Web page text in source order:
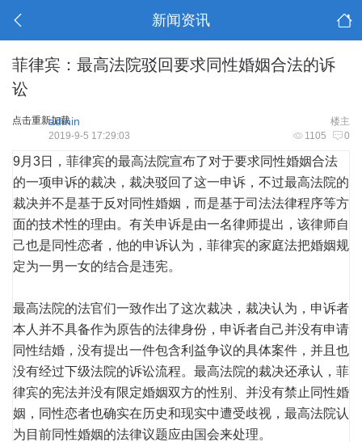
新闻资讯
菲律宾：最高法院驳回要求同性婚姻合法的诉
讼
点击重新加载 楼主
admin
1105 0
2019-9-5 17:29:03
9月3日，菲律宾的最高法院宣布了对于要求同性婚姻合法
的一项申诉的裁决，裁决驳回了这一申诉，不过最高法院的
裁决并不是基于反对同性婚姻，而是基于司法法律程序等方
面的技术性的理由。有关申诉是由一名律师提出，该律师自
己也是同性恋者，他的申诉认为，菲律宾的家庭法把婚姻规
定为一男一女的结合是违宪。
最高法院的法官们一致作出了这次裁决，裁决认为，申诉者
本人并不具备作为原告的法律身份，申诉者自己并没有申请
同性结婚，没有提出一件包含利益争议的具体案件，并且也
没有经过下级法院的诉讼流程。最高法院的裁决还承认，菲
律宾的宪法并没有限定婚姻双方的性别、并没有禁止同性婚
姻，同性恋者也确实在历史和现实中遭受歧视，最高法院认
为目前同性婚姻的法律议题应由国会来处理。